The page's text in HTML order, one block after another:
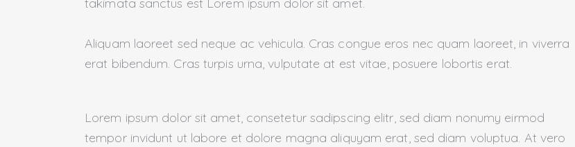
takimata sanctus est Lorem ipsum dolor sit amet.
Aliquam laoreet sed neque ac vehicula. Cras congue eros nec quam laoreet, in viverra
erat bibendum. Cras turpis urna, vulputate at est vitae, posuere lobortis erat.
Lorem ipsum dolor sit amet, consetetur sadipscing elitr, sed diam nonumy eirmod
tempor invidunt ut labore et dolore magna aliquyam erat, sed diam voluptua. At vero